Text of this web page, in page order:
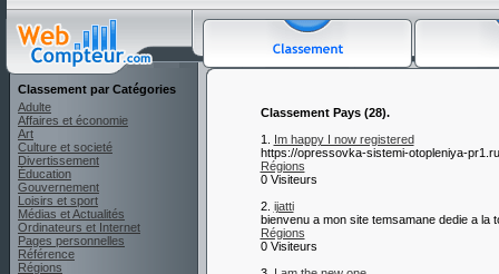
Classement par Catégories
Adulte
Affaires et économie
Art
Culture et societé
Divertissement
Éducation
Gouvernement
Loisirs et sport
Médias et Actualités
Ordinateurs et Internet
Pages personnelles
Référence
Régions
Classement Pays (28).
1.
Im happy I now registered
https://opressovka-sistemi-otopleniya-
Régions
0 Visiteurs
2. ijatti
bienvenu a mon site temsamane dedie a la
Régions
0 Visiteurs